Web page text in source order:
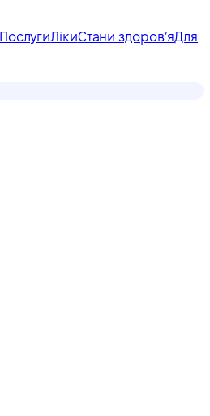
ПослугиЛікиСтани здоровʼяДля